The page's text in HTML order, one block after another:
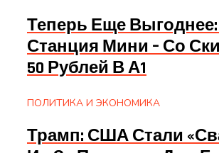
Теперь Еще
Станция Мини – Со
50 Рублей В А1
ПОЛИТИКА И ЭКОНОМИКА
Трамп: США Стали